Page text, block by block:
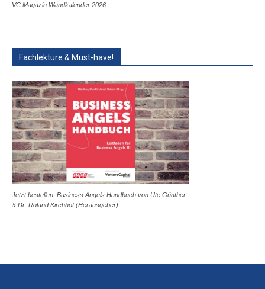
VC Magazin Wandkalender 2026
Fachlektüre & Must-have!
Jetzt bestellen: Business Angels Handbuch von Ute Günther
& Dr. Roland Kirchhof (Herausgeber)